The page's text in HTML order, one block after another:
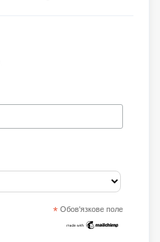
* Обов'язкове поле